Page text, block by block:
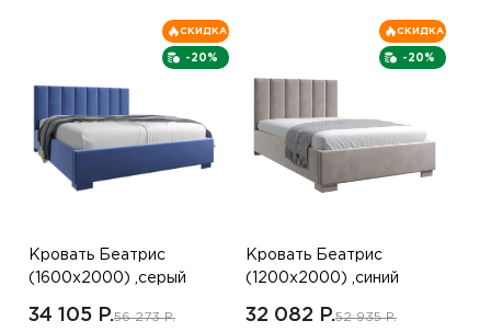
-20%
СКИДКА
Кровать Беатрис
(1600х2000) ,серый
34 105 P.56 273 P.
-20%
СКИДКА
Кровать Беатрис
(1200х2000) ,синий
32 082 P.52 935 P.